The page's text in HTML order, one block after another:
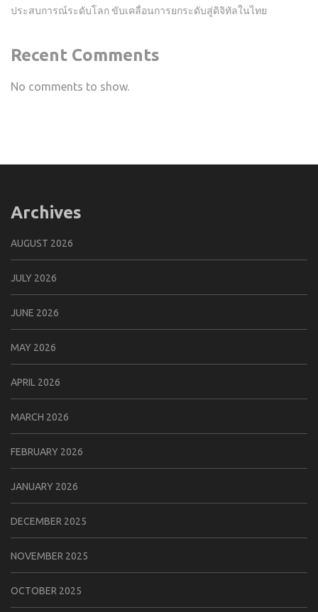
ประสบการณ์ระดับโลก ขับเคลื่อนการยกระดับสู่ดิจิทัลในไทย
Recent Comments
No comments to show.
Archives
AUGUST 2026
JULY 2026
JUNE 2026
MAY 2026
APRIL 2026
MARCH 2026
FEBRUARY 2026
JANUARY 2026
DECEMBER 2025
NOVEMBER 2025
OCTOBER 2025